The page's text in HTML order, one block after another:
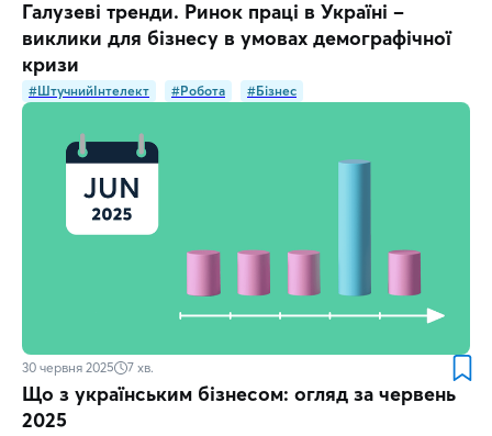
Галузеві тренди. Ринок праці в Україні –
виклики для бізнесу в умовах демографічної
кризи
#ШтучнийІнтелект #Робота #Бізнес
30 червня 2025 7 хв.
Що з українським бізнесом: огляд за червень
2025